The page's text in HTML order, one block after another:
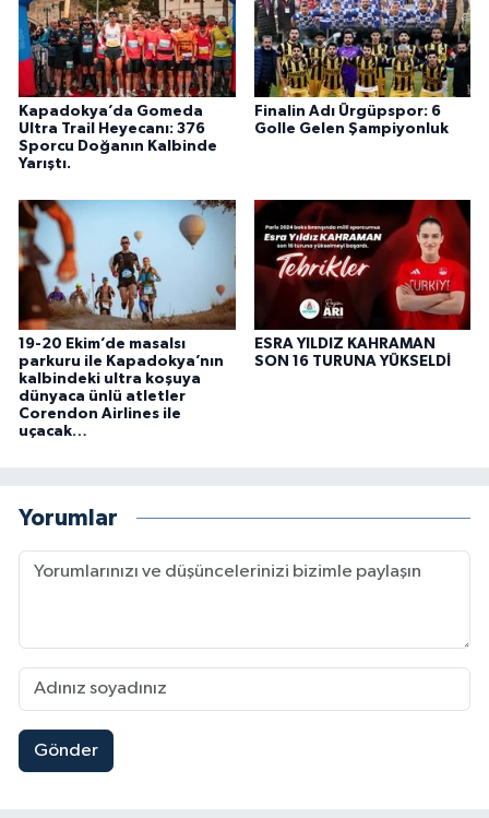
Kapadokya’da Gomeda
Ultra Trail Heyecanı: 376
Sporcu Doğanın Kalbinde
Yarıştı.
Finalin Adı Ürgüpspor: 6
Golle Gelen Şampiyonluk
19-20 Ekim’de masalsı
parkuru ile Kapadokya’nın
kalbindeki ultra koşuya
dünyaca ünlü atletler
Corendon Airlines ile
uçacak…
ESRA YILDIZ KAHRAMAN
SON 16 TURUNA YÜKSELDİ
Yorumlar
Gönder